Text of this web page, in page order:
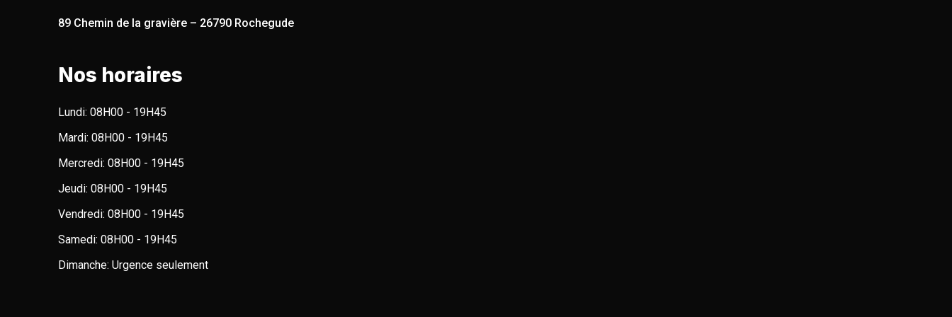
89 Chemin de la gravière – 26790 Rochegude
Nos horaires
Lundi: 08H00 - 19H45
Mardi: 08H00 - 19H45
Mercredi: 08H00 - 19H45
Jeudi: 08H00 - 19H45
Vendredi: 08H00 - 19H45
Samedi: 08H00 - 19H45
Dimanche: Urgence seulement